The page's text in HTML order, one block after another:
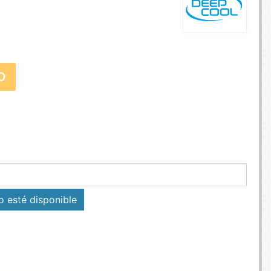
TÉLÉPHONIE
CONNECTÉS
esté disponible